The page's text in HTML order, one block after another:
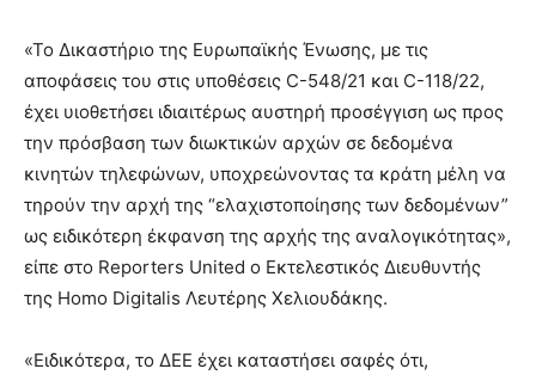
«Το Δικαστήριο της Ευρωπαϊκής Ένωσης, με τις
αποφάσεις του στις υποθέσεις C-548/21 και C-118/22,
έχει υιοθετήσει ιδιαιτέρως αυστηρή προσέγγιση ως προς
την πρόσβαση των διωκτικών αρχών σε δεδομένα
κινητών τηλεφώνων, υποχρεώνοντας τα κράτη μέλη να
τηρούν την αρχή της “ελαχιστοποίησης των δεδομένων”
ως ειδικότερη έκφανση της αρχής της αναλογικότητας»,
είπε στο Reporters United ο Εκτελεστικός Διευθυντής
της Homo Digitalis Λευτέρης Χελιουδάκης.
«Ειδικότερα, το ΔΕΕ έχει καταστήσει σαφές ότι,